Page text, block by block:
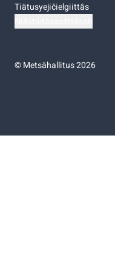
Tiätusyejičielgiittâs
©Metsähallitus 2026